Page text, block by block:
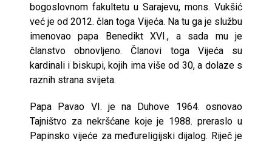
bogoslovnom fakultetu u Sarajevu, mons. Vukšić
već je od 2012. član toga Vijeća. Na tu ga je službu
imenovao papa Benedikt XVI., a sada mu je
članstvo obnovljeno. Članovi toga Vijeća su
kardinali i biskupi, kojih ima više od 30, a dolaze s
raznih strana svijeta.
Papa Pavao VI. je na Duhove 1964. osnovao
Tajništvo za nekršćane koje je 1988. preraslo u
Papinsko vijeće za međureligijski dijalog. Riječ je